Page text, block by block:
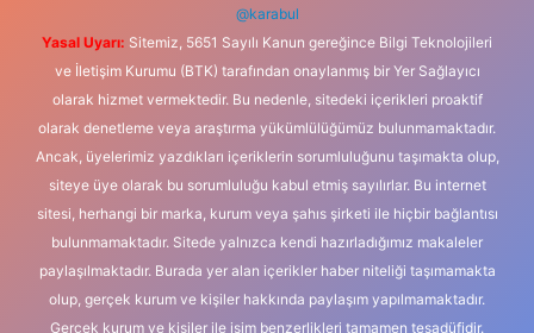
@karabul
Yasal Uyarı: Sitemiz, 5651 Sayılı Kanun gereğince Bilgi Teknolojileri
ve İletişim Kurumu (BTK) tarafından onaylanmış bir Yer Sağlayıcı
olarak hizmet vermektedir. Bu nedenle, sitedeki içerikleri proaktif
olarak denetleme veya araştırma yükümlülüğümüz bulunmamaktadır.
Ancak, üyelerimiz yazdıkları içeriklerin sorumluluğunu taşımakta olup,
siteye üye olarak bu sorumluluğu kabul etmiş sayılırlar. Bu internet
sitesi, herhangi bir marka, kurum veya şahıs şirketi ile hiçbir bağlantısı
bulunmamaktadır. Sitede yalnızca kendi hazırladığımız makaleler
paylaşılmaktadır. Burada yer alan içerikler haber niteliği taşımamakta
olup, gerçek kurum ve kişiler hakkında paylaşım yapılmamaktadır.
Gerçek kurum ve kişiler ile isim benzerlikleri tamamen tesadüfidir.